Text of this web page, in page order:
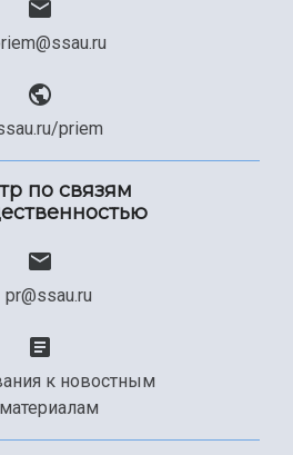
priem
по связям
pr@ssau.ru
к новостным
материалам